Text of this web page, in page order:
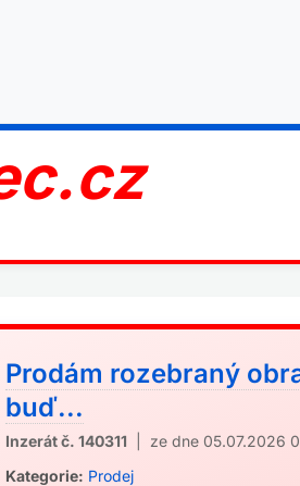
Prodám rozebraný
buď...
Inzerát č. 140311 | ze dne 05.07.2026
Kategorie: Prodej